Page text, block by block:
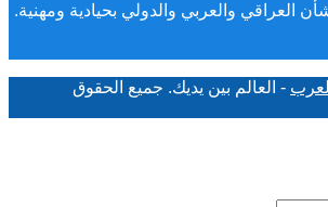
العراقي والعربي والدولي بحيادية ومهنية.
- العالم بين يديك. جميع الحقوق